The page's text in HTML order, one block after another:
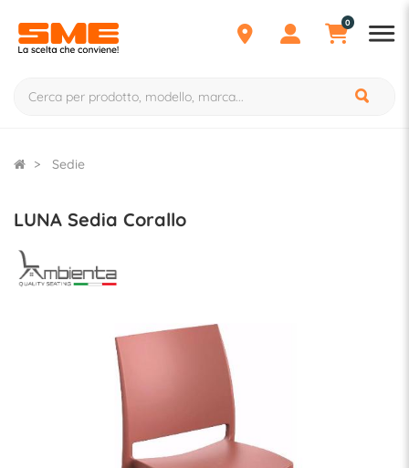
0
Sedie
LUNA Sedia Corallo